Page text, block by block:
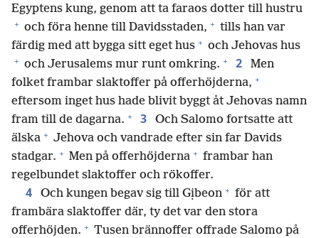
Egyptens kung, genom att ta faraos dotter till hustru
+ och föra henne till Davidsstaden, + tills han var
färdig med att bygga sitt eget hus + och Jehovas hus
+ och Jerusalems mur runt omkring. + 2
Men
folket frambar slaktoffer på offerhöjderna, +
eftersom inget hus hade blivit byggt åt Jehovas namn
fram till de dagarna. + 3
Och Salomo fortsatte att
älska + Jehova och vandrade efter sin far Davids
stadgar. + Men på offerhöjderna + frambar han
regelbundet slaktoffer och rökoffer.
4 Och kungen begav sig till Gịbeon + för att
frambära slaktoffer där, ty det var den stora
offerhöjden. + Tusen brännoffer offrade Salomo på